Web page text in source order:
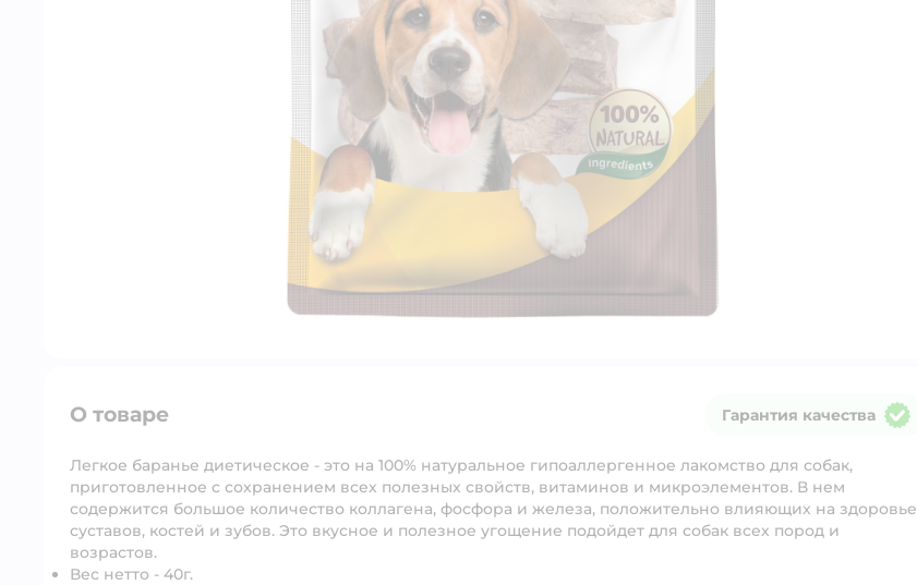
О товаре Гарантия качества
Легкое баранье диетическое - это на 100% натуральное гипоаллергенное лакомство для собак,
приготовленное с сохранением всех полезных свойств, витаминов и микроэлементов. В нем
содержится большое количество коллагена, фосфора и железа, положительно влияющих на здоровье
суставов, костей и зубов. Это вкусное и полезное угощение подойдет для собак всех пород и
возрастов.
Вес нетто - 40г.